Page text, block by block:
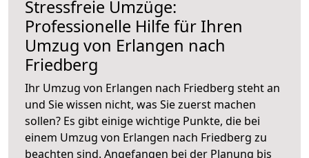
Stressfreie Umzüge:
Professionelle Hilfe für Ihren
Umzug von Erlangen nach
Friedberg
Ihr Umzug von Erlangen nach Friedberg steht an
und Sie wissen nicht, was Sie zuerst machen
sollen? Es gibt einige wichtige Punkte, die bei
einem Umzug von Erlangen nach Friedberg zu
beachten sind. Angefangen bei der Planung bis